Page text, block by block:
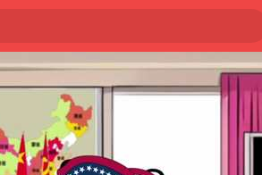
书记、董事宋致远被查